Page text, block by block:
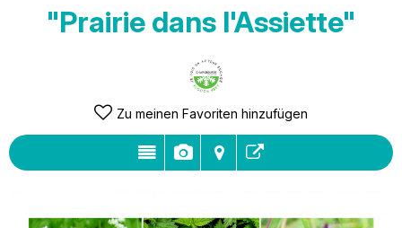
MEINEN WARENKORB
"Prairie dans l'Assiette"
Zu meinen Favoriten hinzufügen